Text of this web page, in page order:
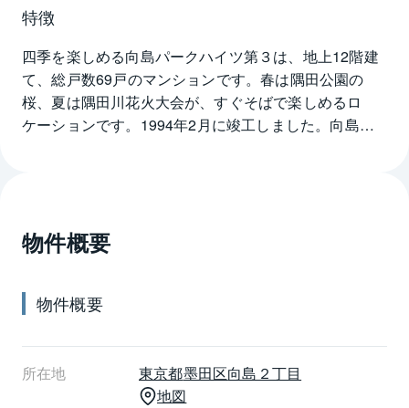
特徴
四季を楽しめる向島パークハイツ第３は、地上12階建
て、総戸数69戸のマンションです。春は隅田公園の
桜、夏は隅田川花火大会が、すぐそばで楽しめるロ
ケーションです。1994年2月に竣工しました。向島
には居住者のコミュニティスペースとして、集会所が
設けられています。住戸は南向きもしくは東向きに開
れも日当たりの良い明るい居室です。向島パークハイ
とうきょうスカイツリー駅ですが、都営浅草線本所吾
妻橋駅も徒歩6分と、2路線利用できます。
物件概要
物件概要
所在地 東京都墨田区向島２丁目
地図